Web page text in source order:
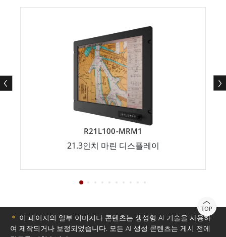
R21L100-MRM1
21.3인치 마린 디스플레이
TOP
＊ 이 페이지의 일부 이미지나 콘텐츠는 생성형 AI 기술을 사용하
여 제작되거나 보정되었습니다. 모든 AI 생성 콘텐츠는 게시 전에